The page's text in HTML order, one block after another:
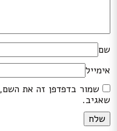
שם
אימייל
שמור בדפדפן זה את
שאגיב.